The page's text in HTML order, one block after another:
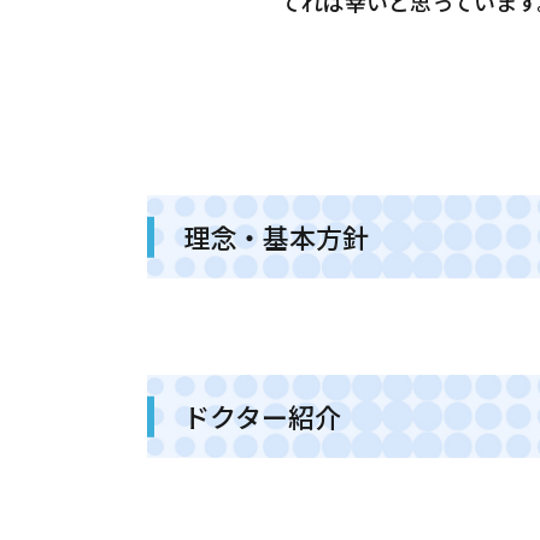
理念・基本方針
ドクター紹介